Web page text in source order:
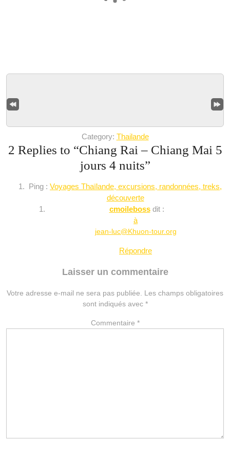
Category: Thailande
2 Replies to “Chiang Rai – Chiang Mai 5
jours 4 nuits”
Ping : Voyages Thaïlande, excursions, randonnées, treks,
découverte
cmoileboss dit :
à
jean-luc@Khuon-tour.org
Répondre
Laisser un commentaire
Votre adresse e-mail ne sera pas publiée.
Les champs obligatoires
sont indiqués avec *
Commentaire *